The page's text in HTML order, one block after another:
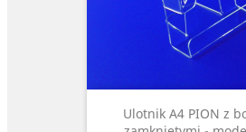
Ulotnik A4 PION z